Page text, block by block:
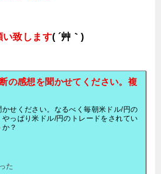
い致します( ´艸｀)
の感想を聞かせてください。複
せください。なるべく毎朝米ドル/円の
っぱり米ドル/円のトレードをされてい
？
た